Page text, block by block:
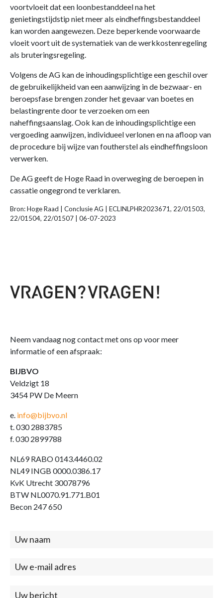
voortvloeit dat een loonbestanddeel na het
genietingstijdstip niet meer als eindheffingsbestanddeel
kan worden aangewezen. Deze beperkende voorwaarde
vloeit voort uit de systematiek van de werkkostenregeling
als bruteringsregeling.
Volgens de AG kan de inhoudingsplichtige een geschil over
de gebruikelijkheid van een aanwijzing in de bezwaar- en
beroepsfase brengen zonder het gevaar van boetes en
belastingrente door te verzoeken om een
naheffingsaanslag. Ook kan de inhoudingsplichtige een
vergoeding aanwijzen, individueel verlonen en na afloop van
de procedure bij wijze van foutherstel als eindheffingsloon
verwerken.
De AG geeft de Hoge Raad in overweging de beroepen in
cassatie ongegrond te verklaren.
Bron: Hoge Raad | Conclusie AG | ECLINLPHR2023671, 22/01503,
22/01504, 22/01507 | 06-07-2023
Neem vandaag nog contact met ons op voor meer
informatie of een afspraak:
BIJBVO
Veldzigt 18
3454 PW De Meern
e. info@bijbvo.nl
t. 030 2883785
f. 030 2899788
NL69 RABO 0143.4460.02
NL49 INGB 0000.0386.17
KvK Utrecht 30078796
BTW NL0070.91.771.B01
Becon 247 650
Contact